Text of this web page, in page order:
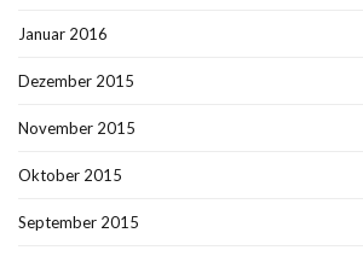
Januar 2016
Dezember 2015
November 2015
Oktober 2015
September 2015